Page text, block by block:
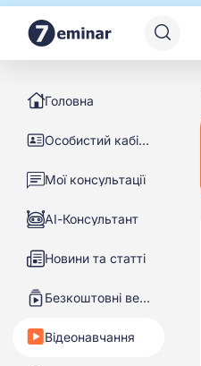
Головна
Особистий кабінет
Мої консультації
АІ-Консультант
Новини та статті
Безкоштовні вебінари
Відеонавчання